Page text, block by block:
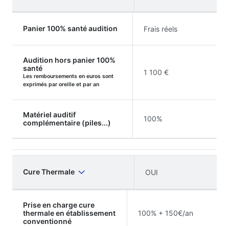
Panier 100% santé audition Frais réels
Audition hors panier 100%
santé
Les remboursements en euros sont
exprimés par oreille et par an
1 100 €
Matériel auditif
complémentaire (piles...)
100%
Cure Thermale OUI
Prise en charge cure
thermale en établissement
conventionné
100% + 150€/an